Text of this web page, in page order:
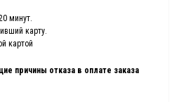
минут.
карту.
картой
причины отказа в оплате заказа